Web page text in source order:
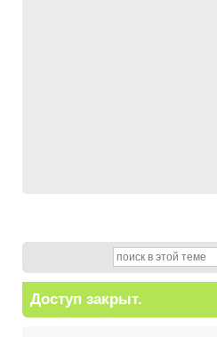
Доступ закрыт.